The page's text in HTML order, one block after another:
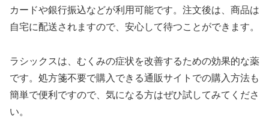
カードや銀行振込などが利用可能です。注文後は、商品は
自宅に配送されますので、安心して待つことができます。
ラシックスは、むくみの症状を改善するための効果的な薬
です。処方箋不要で購入できる通販サイトでの購入方法も
簡単で便利ですので、気になる方はぜひ試してみてくださ
い。